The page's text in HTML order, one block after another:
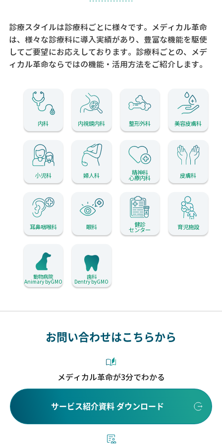
診療スタイルは診療科ごとに様々です。メディカル革命
は、様々な診療科に導入実績があり、 豊富な機能を駆使
してご要望にお応えしております。 診療科ごとの、メデ
ィカル革命ならではの機能・活用方法をご紹介します。
内科 内視鏡内科 整形外科 美容皮膚科
小児科 婦人科 精神科
心療内科 皮膚科
耳鼻咽喉科 眼科 健診
センター 育児施設
動物病院
Animary byGMO
歯科
Dentry byGMO
お問い合わせはこちらから
メディカル革命が3分でわかる
サービス紹介資料 ダウンロード